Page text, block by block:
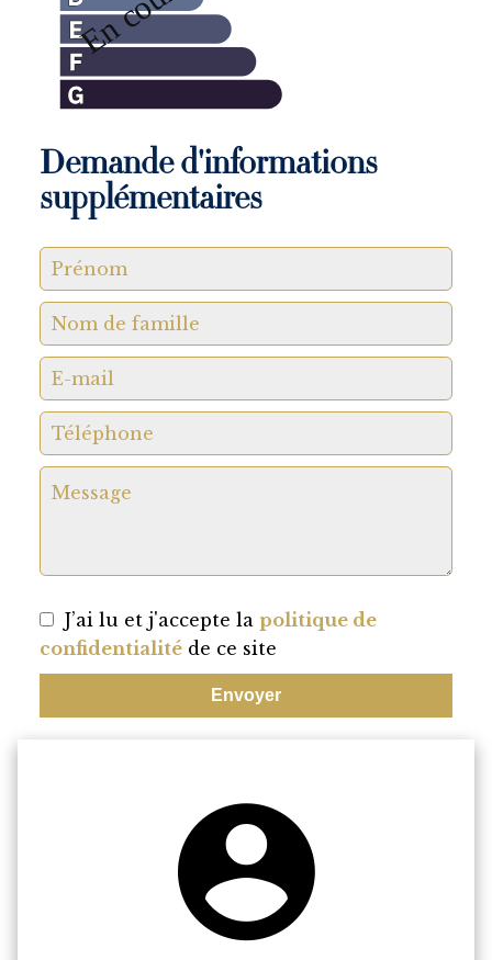
Demande d'informations
supplémentaires
J’ai lu et j'accepte la politique de
confidentialité de ce site
Envoyer